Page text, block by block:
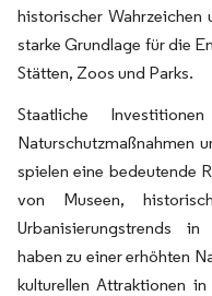
historischer
starke Grundlage für die
Stätten, Zoos und Parks.
Staatliche
Naturschutzmaßnahmen
spielen eine bedeutende
von Museen,
Urbanisierungstrends
haben zu einer erhöhten
kulturellen Attraktionen